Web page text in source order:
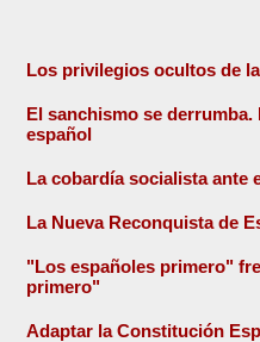
Los privilegios ocultos de
El sanchismo se
español
La cobardía socialista ante
La Nueva Reconquista de
"Los españoles primero"
primero"
Adaptar la Constitución